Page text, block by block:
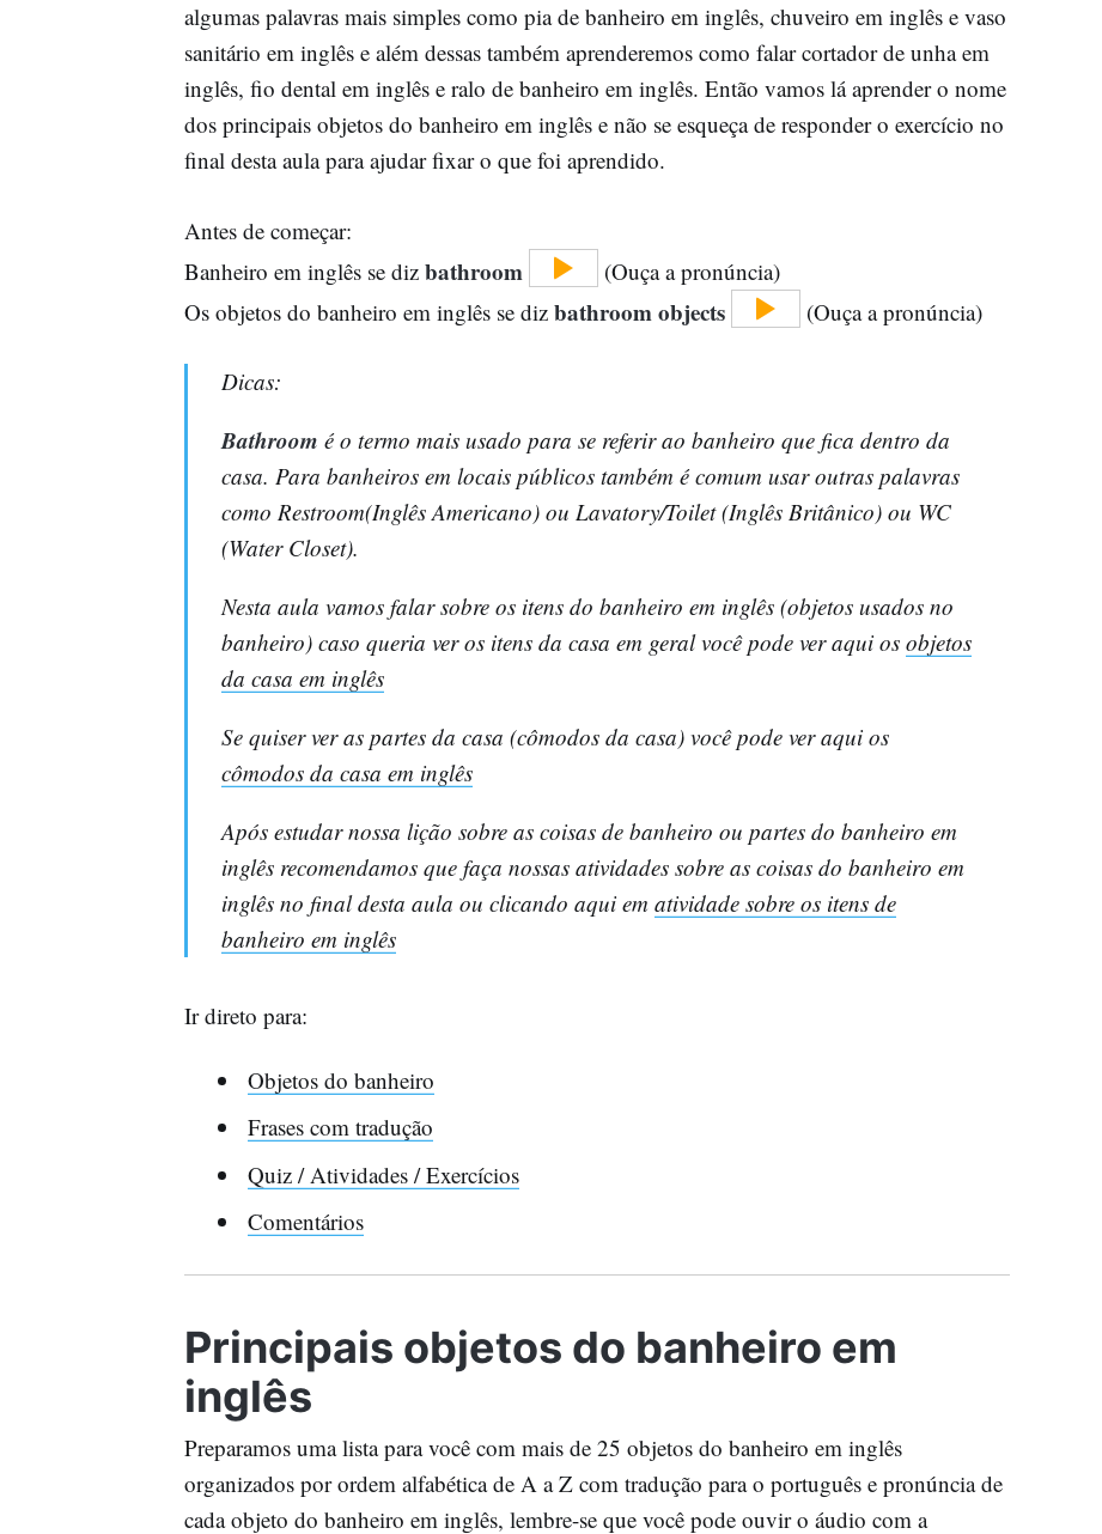
algumas palavras mais simples como pia de banheiro em inglês, chuveiro em inglês e vaso
sanitário em inglês e além dessas também aprenderemos como falar cortador de unha em
inglês, fio dental em inglês e ralo de banheiro em inglês. Então vamos lá aprender o nome
dos principais objetos do banheiro em inglês e não se esqueça de responder o exercício no
final desta aula para ajudar fixar o que foi aprendido.
Antes de começar:
Banheiro em inglês se diz bathroom
(Ouça a pronúncia)
Os objetos do banheiro em inglês se diz bathroom objects (Ouça a pronúncia)
Dicas:
Bathroom é o termo mais usado para se referir ao banheiro que fica dentro da
casa. Para banheiros em locais públicos também é comum usar outras palavras
como Restroom(Inglês Americano) ou Lavatory/Toilet (Inglês Britânico) ou WC
(Water Closet).
Nesta aula vamos falar sobre os itens do banheiro em inglês (objetos usados no
banheiro) caso queria ver os itens da casa em geral você pode ver aqui osobjetos
da casa em inglês
Se quiser ver as partes da casa (cômodos da casa) você pode ver aqui os
cômodos da casa em inglês
Após estudar nossa lição sobre as coisas de banheiro ou partes do banheiro em
inglês recomendamos que faça nossas atividades sobre as coisas do banheiro em
inglês no final desta aula ou clicando aqui ematividade sobre os itens de
banheiro em inglês
Ir direto para:
Objetos do banheiro
Frases com tradução
Quiz / Atividades / Exercícios
Comentários
Principais objetos do banheiro em
inglês
Preparamos uma lista para você com mais de 25 objetos do banheiro em inglês
organizados por ordem alfabética de A a Z com tradução para o português e pronúncia de
cada objeto do banheiro em inglês, lembre-se que você pode ouvir o áudio com a